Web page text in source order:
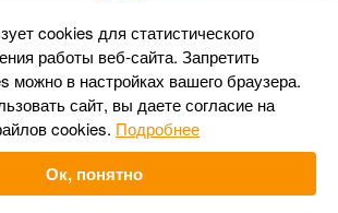
При использовании материалов
—Upriver
cookies для статистического
работы веб-сайта. Запретить
можно в настройках вашего браузера.
сайт, вы даете согласие на
cookies. Подробнее
Ок, понятно